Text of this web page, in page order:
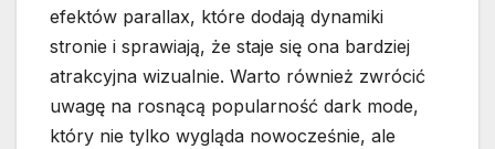
efektów parallax, które dodają dynamiki
stronie i sprawiają, że staje się ona bardziej
atrakcyjna wizualnie. Warto również zwrócić
uwagę na rosnącą popularność dark mode,
który nie tylko wygląda nowocześnie, ale